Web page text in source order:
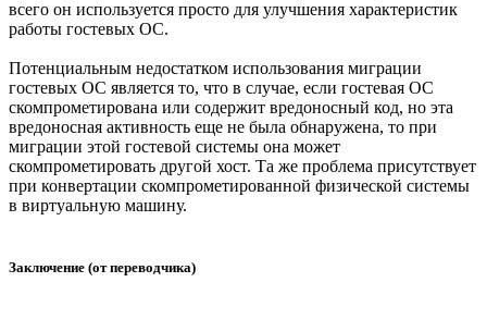
всего он используется просто для улучшения характеристик
работы гостевых ОС.
Потенциальным недостатком использования миграции
гостевых ОС является то, что в случае, если гостевая ОС
скомпрометирована или содержит вредоносный код, но эта
вредоносная активность еще не была обнаружена, то при
миграции этой гостевой системы она может
скомпрометировать другой хост. Та же проблема присутствует
при конвертации скомпрометированной физической системы
в виртуальную машину.
Заключение (от переводчика)